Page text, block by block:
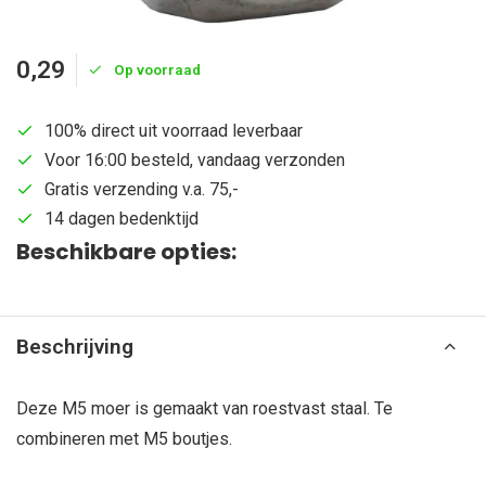
0,29 Op voorraad
100% direct uit voorraad leverbaar
Voor 16:00 besteld, vandaag verzonden
Gratis verzending v.a. 75,-
14 dagen bedenktijd
Beschikbare opties:
Beschrijving
Deze M5 moer is gemaakt van roestvast staal. Te
combineren met M5 boutjes.